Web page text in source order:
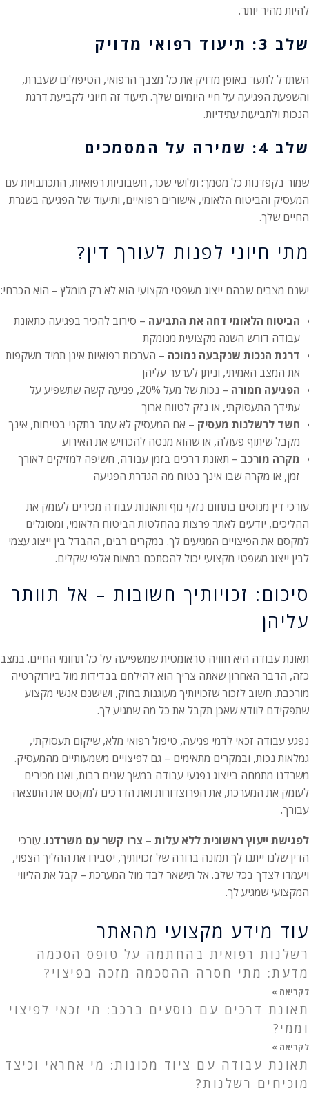
להיות מהיר יותר.
שלב 3: תיעוד רפואי מדויק
השתדל לתעד באופן מדויק את כל מצבך הרפואי, הטיפולים שעברת,
והשפעת הפגיעה על חיי היומיום שלך. תיעוד זה חיוני לקביעת דרגת
הנכות ולתביעות עתידיות.
שלב 4: שמירה על המסמכים
שמור בקפדנות כל מסמך: תלושי שכר, חשבוניות רפואיות, התכתבויות עם
המעסיק והביטוח הלאומי, אישורים רפואיים, ותיעוד של הפגיעה בשגרת
החיים שלך.
מתי חיוני לפנות לעורך דין?
ישנם מצבים שבהם ייצוג משפטי מקצועי הוא לא רק מומלץ – הוא הכרחי:
הביטוח הלאומי דחה את התביעה – סירוב להכיר בפגיעה כתאונת
עבודה דורש השגה מקצועית מנומקת
דרגת הנכות שנקבעה נמוכה – הערכות רפואיות אינן תמיד משקפות
את המצב האמיתי, וניתן לערער עליהן
הפגיעה חמורה
– נכות של מעל 20%, פגיעה קשה שתשפיע על
עתידך התעסוקתי, או נזק לטווח ארוך
חשד לרשלנות מעסיק – אם המעסיק לא עמד בתקני בטיחות, אינך
מקבל שיתוף פעולה, או שהוא מנסה להכחיש את האירוע
מקרה מורכב – תאונת דרכים בזמן עבודה, חשיפה למזיקים לאורך
זמן, או מקרה שבו אינך בטוח מה הגדרת הפגיעה
עורכי דין מנוסים בתחום נזקי גוף ותאונות עבודה מכירים לעומק את
ההליכים, יודעים לאתר פרצות בהחלטות הביטוח הלאומי, ומסוגלים
למקסם את הפיצויים המגיעים לך. במקרים רבים, ההבדל בין ייצוג עצמי
לבין ייצוג משפטי מקצועי יכול להסתכם במאות אלפי שקלים.
סיכום: זכויותיך חשובות – אל תוותר
עליהן
תאונת עבודה היא חוויה טראומטית שמשפיעה על כל תחומי החיים. במצב
כזה, הדבר האחרון שאתה צריך הוא להילחם בבדידות מול ביורוקרטיה
מורכבת. חשוב לזכור שזכויותיך מעוגנות בחוק, ושישנם אנשי מקצוע
שתפקידם לוודא שאכן תקבל את כל מה שמגיע לך.
נפגע עבודה זכאי לדמי פגיעה, טיפול רפואי מלא, שיקום תעסוקתי,
גמלאות נכות, ובמקרים מתאימים – גם לפיצויים משמעותיים מהמעסיק.
משרדנו מתמחה בייצוג נפגעי עבודה במשך שנים רבות, ואנו מכירים
לעומק את המערכת, את הפרוצדורות ואת הדרכים למקסם את התוצאה
עבורך.
לפגישת ייעוץ ראשונית ללא עלות – צרו קשר עם משרדנו. עורכי
הדין שלנו ייתנו לך תמונה ברורה של זכויותיך, יסבירו את ההליך הצפוי,
ויעמדו לצדך בכל שלב. אל תישאר לבד מול המערכת – קבל את הליווי
המקצועי שמגיע לך.
עוד מידע מקצועי מהאתר
רשלנות רפואית בהחתמה על טופס הסכמה
מדעת: מתי חסרה ההסכמה מזכה בפיצוי?
לקריאה »
תאונת דרכים עם נוסעים ברכב: מי זכאי לפיצוי
וממי?
לקריאה »
תאונת עבודה עם ציוד מכונות: מי אחראי וכיצד
מוכיחים רשלנות?